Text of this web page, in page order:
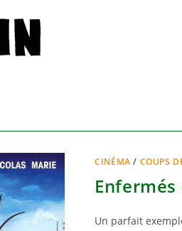
CINÉMA / COUPS
Un parfait